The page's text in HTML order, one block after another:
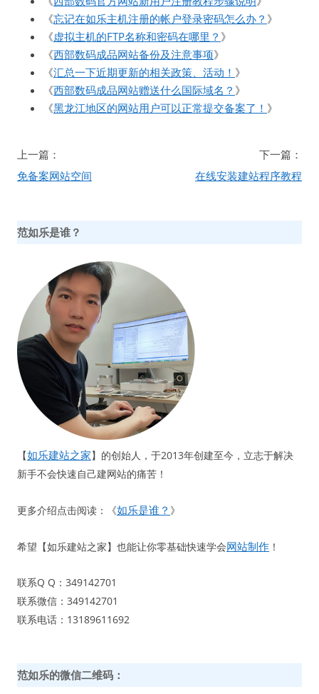
《忘记在如乐主机注册的帐户登录密码怎么办？ 》
《虚拟主机的FTP名称和密码在哪里？ 》
《西部数码成品网站备份及注意事项》
《汇总一下近期更新的相关政策、活动！ 》
《西部数码成品网站赠送什么国际域名？ 》
《黑龙江地区的网站用户可以正常提交备案了！ 》
文
章
上一篇：
免备案网站空间
下一篇：
在线安装建站程序教程
范如乐是谁？
【如乐建站之家】的创始人，于2013年创建至今，立志于解决
新手不会快速自己建网站的痛苦！
更多介绍点击阅读：《如乐是谁？ 》
希望【如乐建站之家】也能让你零基础快速学会网站制作 ！
联系Q Q：349142701
联系微信：349142701
联系电话：13189611692
范如乐的微信二维码：